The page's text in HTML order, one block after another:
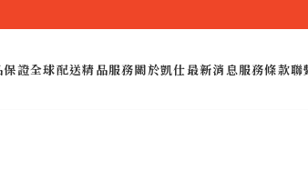
保證全球配送精品服務關於凱仕最新消息服務條款聯